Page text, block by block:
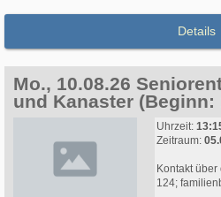
Details
Mo., 10.08.26
und Kanaster (Beginn:
Uhrzeit:
Zeitraum:
Kontakt
124;